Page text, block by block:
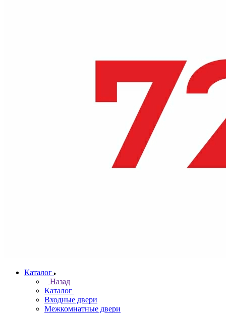
Каталог
Назад
Каталог
Входные двери
Межкомнатные двери